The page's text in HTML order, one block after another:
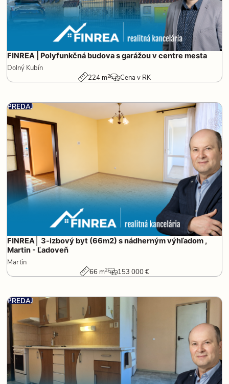
FINREA | Polyfunkčná budova s garážou v centre mesta
Dolný Kubín
224 m2 Cena v RK
PREDAJ
FINREA│ 3-izbový byt (66m2) s nádherným výhľadom ,
Martin - Ľadoveň
Martin
66 m2 153 000 €
PREDAJ